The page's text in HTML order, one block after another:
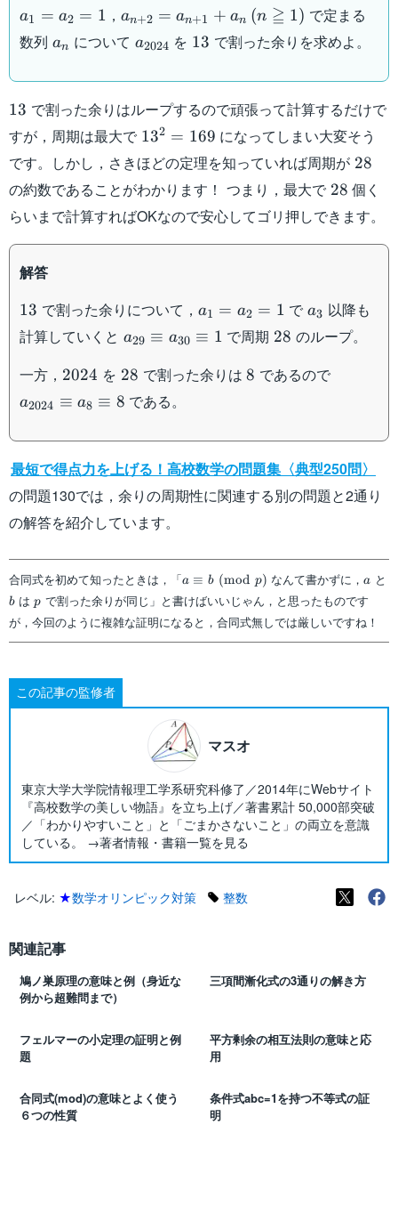
a_1=a_2=1
a1 = a2 = 1 ， a_{n+2}=a_{n+1}+a_n\:
(n\geqq 1)
an+2 = an+1 + an (n ≧ 1) で定まる
数列 {a_n}
an について a_{2024}
a2024 を 13
13 で割った余りを求めよ。
13
13 で割った余りはループするので頑張って計算するだけで
すが，周期は最大で 13^2=169
132 = 169 になってしまい大変そう
です。しかし，さきほどの定理を知っていれば周期が 28
28
の約数であることがわかります！ つまり，最大で 28
28 個く
らいまで計算すればOKなので安心してゴリ押しできます。
解答
13
13 で割った余りについて， a_1=a_2=1
a1 = a2 = 1 でa_3
a3 以降も
計算していくと a_{29}\equiv
1
a29 ≡ a30 ≡ 1 で周期 28
28 のループ。
一方， 2024
2024 を 28
28 で割った余りは8
8 であるので
a2024 ≡ a8 ≡ 8 である。
最短で得点力を上げる！高校数学の問題集〈典型250問〉
の問題130では，余りの周期性に関連する別の問題と2通り
の解答を紹介しています。
合同式を初めて知ったときは，「a\equiv
b\pmod{p}
a ≡ b (mod p) なんて書かずに，a
a と
b
bはp
p で割った余りが同じ」と書けばいいじゃん，と思ったものです
が，今回のように複雑な証明になると，合同式無しでは厳しいですね！
この記事の監修者
マスオ
東京大学大学院情報理工学系研究科修了／2014年にWebサイト
『高校数学の美しい物語』を立ち上げ／著書累計 50,000部突破
／「わかりやすいこと」と「ごまかさないこと」の両立を意識
している。 →著者情報・書籍一覧を見る
レベル: ★数学オリンピック対策 整数
関連記事
鳩ノ巣原理の意味と例（身近な
例から超難問まで）
三項間漸化式の3通りの解き方
フェルマーの小定理の証明と例
題
平方剰余の相互法則の意味と応
用
合同式(mod)の意味とよく使う
６つの性質
条件式abc=1を持つ不等式の証
明